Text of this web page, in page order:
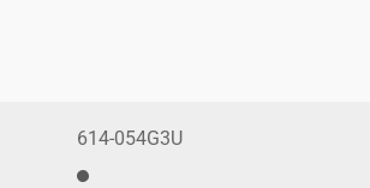
614-054G3U